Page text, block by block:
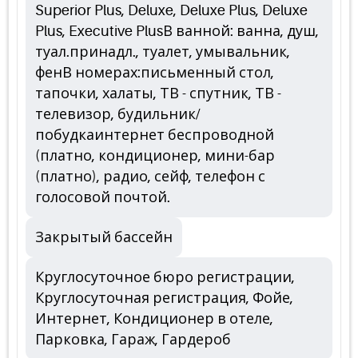
Superior Plus, Deluxe, Deluxe Plus, Deluxe
Plus, Executive PlusВ ванной: ванна, душ,
туал.принадл., туалет, умывальник,
фенВ номерах:письменный стол,
тапочки, халаты, ТВ - спутник, ТВ -
телевизор, будильник/
побудкаинтернет беспроводной
(платно, кондиционер, мини-бар
(платно), радио, сейф, телефон с
голосовой почтой.
Закрытый бассейн
Круглосуточное бюро регистрации,
Круглосуточная регистрация, Фойе,
Интернет, Кондиционер в отеле,
Парковка, Гараж, Гардероб